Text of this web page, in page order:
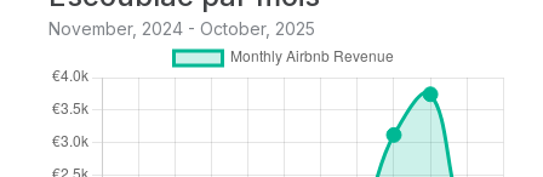
November, 2024 - October, 2025